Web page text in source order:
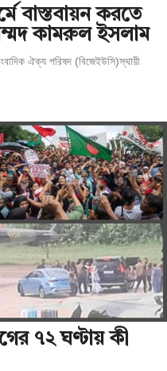
বাস্তবায়ন করতে
কামরুল ইসলাম
ঐক্য পরিষদ (বিজেইউসি)স্থায়ী
৭২ ঘণ্টায় কী